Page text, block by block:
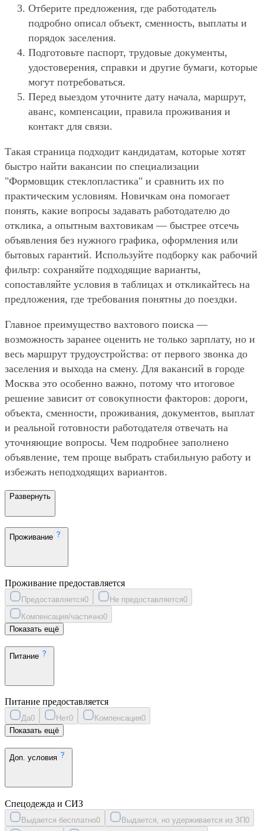
Отберите предложения, где работодатель
подробно описал объект, сменность, выплаты и
порядок заселения.
Подготовьте паспорт, трудовые документы,
удостоверения, справки и другие бумаги, которые
могут потребоваться.
Перед выездом уточните дату начала, маршрут,
аванс, компенсации, правила проживания и
контакт для связи.
Такая страница подходит кандидатам, которые хотят
быстро найти вакансии по специализации
"Формовщик стеклопластика" и сравнить их по
практическим условиям. Новичкам она помогает
понять, какие вопросы задавать работодателю до
отклика, а опытным вахтовикам — быстрее отсечь
объявления без нужного графика, оформления или
бытовых гарантий. Используйте подборку как рабочий
фильтр: сохраняйте подходящие варианты,
сопоставляйте условия в таблицах и откликайтесь на
предложения, где требования понятны до поездки.
Главное преимущество вахтового поиска —
возможность заранее оценить не только зарплату, но и
весь маршрут трудоустройства: от первого звонка до
заселения и выхода на смену. Для вакансий в городе
Москва это особенно важно, потому что итоговое
решение зависит от совокупности факторов: дороги,
объекта, сменности, проживания, документов, выплат
и реальной готовности работодателя отвечать на
уточняющие вопросы. Чем подробнее заполнено
объявление, тем проще выбрать стабильную работу и
избежать неподходящих вариантов.
Развернуть
Проживание
Проживание предоставляется
Предоставляется0 Не предоставляется0
Компенсация/частично0
Показать ещё
Питание
Питание предоставляется
Да0 Нет0 Компенсация0
Показать ещё
Доп. условия
Спецодежда и СИЗ
Выдается бесплатно0 Выдается, но удерживается из ЗП0